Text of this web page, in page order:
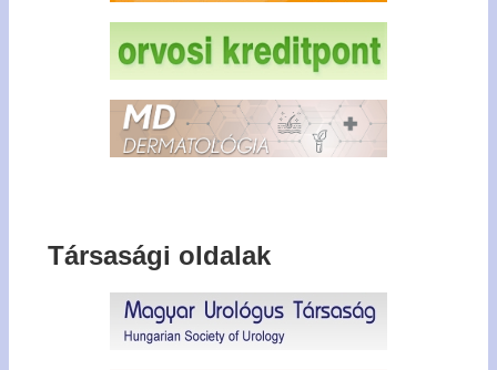
Társasági oldalak